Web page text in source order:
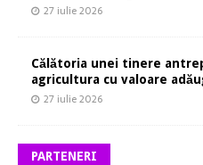
27 iulie 2026
Călătoria unei tinere
agricultura cu valoare
27 iulie 2026
PARTENERI